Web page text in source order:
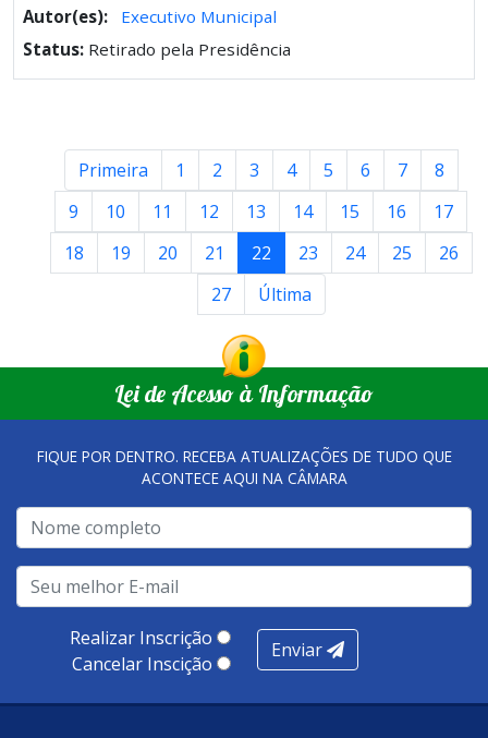
Autor(es):
Executivo Municipal
Status: Retirado pela Presidência
Primeira 1 2 3 4 5 6 7
8
9
10 11 12 13 14 15 16
17
18
19 20 21 22 23 24 25
26
27
Última
Lei de Acesso à Informação
FIQUE POR DENTRO. RECEBA ATUALIZAÇÕES DE TUDO QUE
ACONTECE AQUI NA CÂMARA
Realizar Inscrição
Cancelar Inscição
Enviar